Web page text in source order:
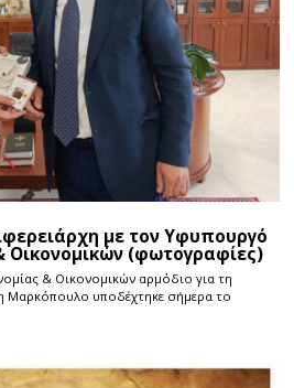
με τον Υφυπουργό
Οικονομικών (φωτογραφίες)
& Οικονομικών αρμόδιο για τη
Μαρκόπουλο υποδέχτηκε σήμερα το